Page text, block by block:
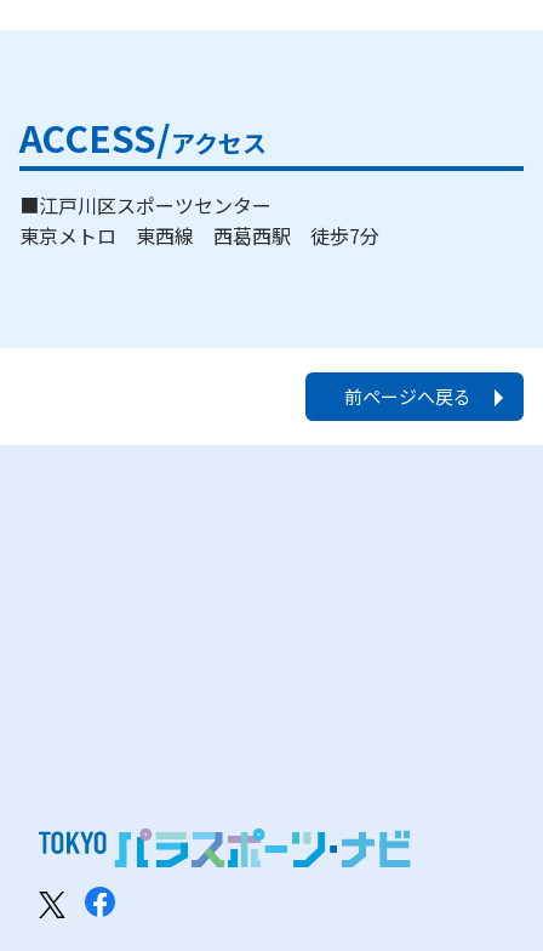
ACCESS/アクセス
■江戸川区スポーツセンター
東京メトロ 東西線 西葛西駅 徒歩7分
前ページへ戻る